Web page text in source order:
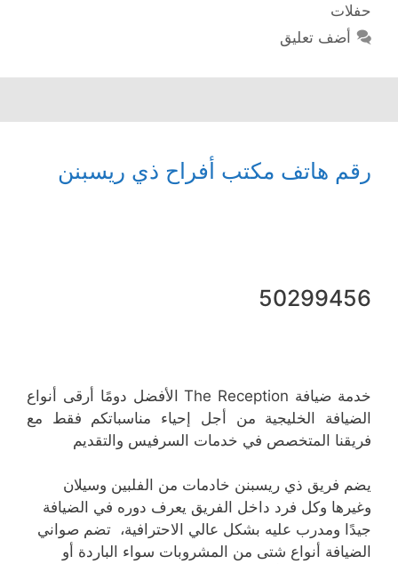
حفلات
أضف تعليق
رقم هاتف مكتب أفراح ذي ريسبنن
50299456
خدمة ضيافة The Reception الأفضل دومًا أرقى أنواع
الضيافة الخليجية من أجل إحياء مناسباتكم فقط مع
فريقنا المتخصص في خدمات السرفيس والتقديم
يضم فريق ذي ريسبنن خادمات من الفلبين وسيلان
وغيرها وكل فرد داخل الفريق يعرف دوره في الضيافة
جيدًا ومدرب عليه بشكل عالي الاحترافية، تضم صواني
الضيافة أنواع شتى من المشروبات سواء الباردة أو